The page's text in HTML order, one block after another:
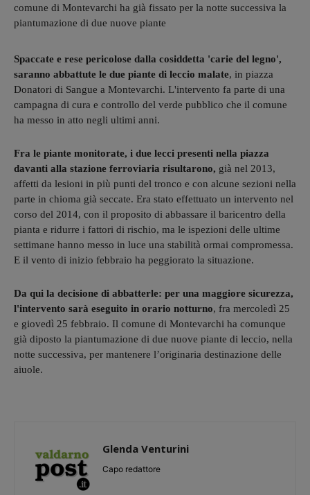
comune di Montevarchi ha già fissato per la notte successiva la
piantumazione di due nuove piante
Spaccate e rese pericolose dalla cosiddetta 'carie del legno',
saranno abbattute le due piante di leccio malate, in piazza
Donatori di Sangue a Montevarchi. L'intervento fa parte di una
campagna di cura e controllo del verde pubblico che il comune
ha messo in atto negli ultimi anni.
Fra le piante monitorate, i due lecci presenti nella piazza
davanti alla stazione ferroviaria risultarono, già nel 2013,
affetti da lesioni in più punti del tronco e con alcune sezioni nella
parte in chioma già seccate. Era stato effettuato un intervento nel
corso del 2014, con il proposito di abbassare il baricentro della
pianta e ridurre i fattori di rischio, ma le ispezioni delle ultime
settimane hanno messo in luce una stabilità ormai compromessa.
E il vento di inizio febbraio ha peggiorato la situazione.
Da qui la decisione di abbatterle: per una maggiore sicurezza,
l'intervento sarà eseguito in orario notturno, fra mercoledì 25
e giovedì 25 febbraio. Il comune di Montevarchi ha comunque
già diposto la piantumazione di due nuove piante di leccio, nella
notte successiva, per mantenere l’originaria destinazione delle
aiuole.
Glenda Venturini
Capo redattore